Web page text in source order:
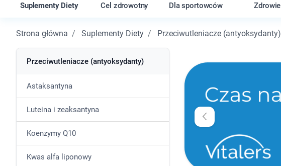
Suplementy Diety Cel zdrowotny Dla sportowców Zdrowie
Strona główna Suplementy Diety Przeciwutleniacze (antyoksydanty)
Przeciwutleniacze (antyoksydanty)
Astaksantyna
Luteina i zeaksantyna
Koenzymy Q10
Kwas alfa liponowy